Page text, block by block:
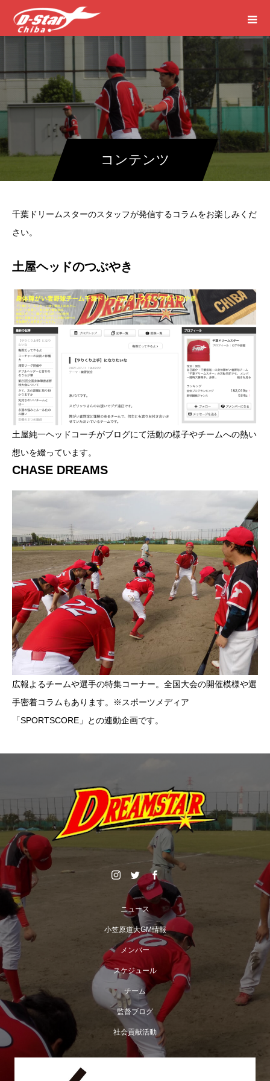
コンテンツ
千葉ドリームスターのスタッフが発信するコラムをお楽しみくだ
さい。
土屋ヘッドのつぶやき
土屋純一ヘッドコーチがブログにて活動の様子やチームへの熱い
想いを綴っています。
CHASE DREAMS
広報よるチームや選手の特集コーナー。全国大会の開催模様や選
手密着コラムもあります。※スポーツメディア
「SPORTSCORE」との連動企画です。
ニュース
小笠原道大GM情報
メンバー
スケジュール
チーム
監督ブログ
社会貢献活動